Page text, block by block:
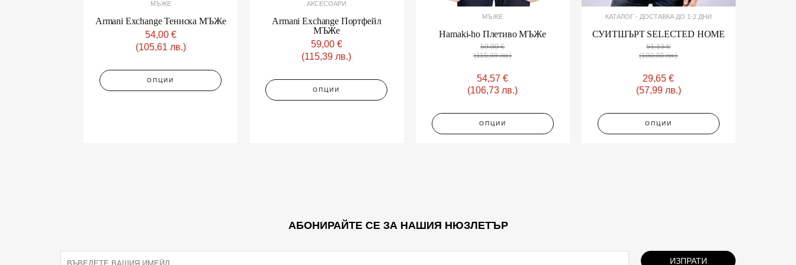
МЪЖЕ
Armani Exchange Тениска МЪЖe
54,00 €
(105,61 лв.)
ОПЦИИ
АКСЕСОАРИ
Armani Exchange Портфейл
МЪЖe
59,00 €
(115,39 лв.)
ОПЦИИ
МЪЖЕ
Hamaki-ho Плетиво МЪЖe
59,00€
(115,39 лв.)
54,57€
(106,73 лв.)
ОПЦИИ
page
КАТАЛОГ - ДОСТАВКА ДО 1-2 ДНИ
СУИТШЪРТ SELECTED HOME
51,13€
(100,00 лв.)
29,65€
(57,99 лв.)
ОПЦИИ
page
АБОНИРАЙТЕ СЕ ЗА НАШИЯ НЮЗЛЕТЪР
ИЗПРАТИ